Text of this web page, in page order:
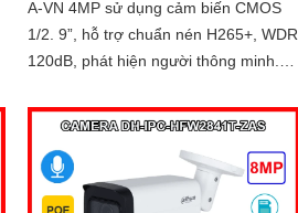
A-VN 4MP sử dụng cảm biến CMOS
1/2. 9”, hỗ trợ chuẩn nén H265+, WDR
120dB, phát hiện người thông minh.
chống nước...